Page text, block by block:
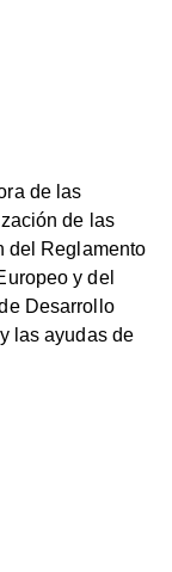
de las
de las
del Reglamento
y del
Desarrollo
las ayudas de